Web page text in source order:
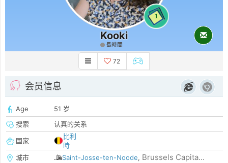
1
Kooki
長時間
72
会员信息
Age
51 岁
搜索
认真的关系
国家
比利
時
城市
Saint-Josse-ten-Noode, Brussels Capita...